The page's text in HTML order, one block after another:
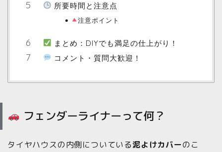
所要時間と注意点
注意ポイント
まとめ：DIYでも満足の仕上がり！
コメント・質問大歓迎！
フェンダーライナーって何？
タイヤハウスの内側についている泥よけカバーのこ